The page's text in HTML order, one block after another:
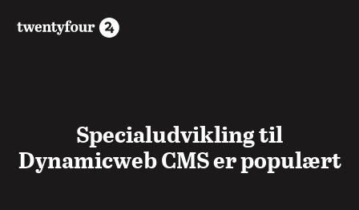
Specialudvikling til
Dynamicweb CMS er populært